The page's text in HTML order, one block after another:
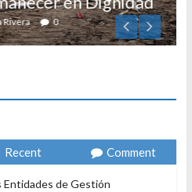
Rivera 0
Recent Comment
Entidades de Gestión